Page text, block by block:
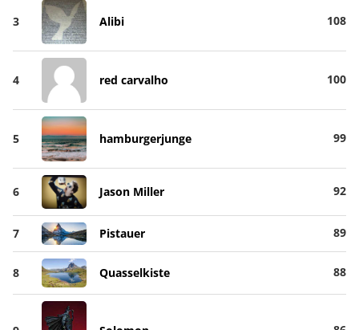
3 Alibi 108
4 red carvalho 100
5 hamburgerjunge 99
6 Jason Miller 92
7 Pistauer 89
8 Quasselkiste 88